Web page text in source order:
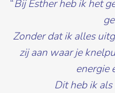
“Bij Esther heb ik het
Zonder dat ik alles
zij aan waar je
energie
Dit heb ik